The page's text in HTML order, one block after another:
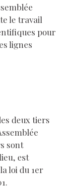
le travail
pour
lignes
deux tiers
sont
est
loi du 1er